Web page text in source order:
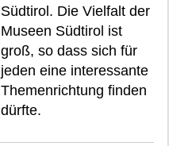
Südtirol. Die Vielfalt der
Museen Südtirol ist
groß, so dass sich für
jeden eine interessante
Themenrichtung finden
dürfte.